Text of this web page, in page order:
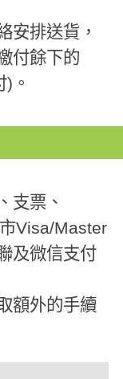
安排送貨，
付餘下的
。
支票、
Visa/Master
及微信支付
額外的手續